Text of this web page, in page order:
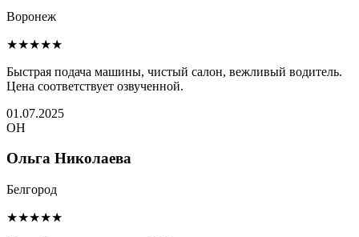
Воронеж
★★★★★
Быстрая подача машины, чистый салон, вежливый водитель.
Цена соответствует озвученной.
01.07.2025
ОН
Ольга Николаева
Белгород
★★★★★